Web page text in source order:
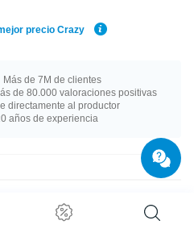
precio Crazy
Más de 7M de clientes
de 80.000 valoraciones positivas
directamente al productor
años de experiencia
barras de 1.6 mm.